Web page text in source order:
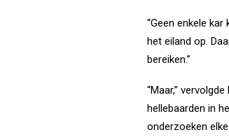
“Geen enkele
het eiland op.
bereiken.”
“Maar,”
hellebaarden in
onderzoeken